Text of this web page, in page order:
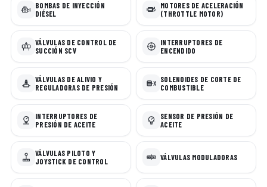
BOMBAS DE INYECCIÓN
DIÉSEL
MOTORES DE ACELERACIÓN
(THROTTLE MOTOR)
VÁLVULAS DE CONTROL DE
SUCCIÓN SCV
INTERRUPTORES DE
ENCENDIDO
VÁLVULAS DE ALIVIO Y
REGULADORAS DE PRESIÓN
SOLENOIDES DE CORTE DE
COMBUSTIBLE
INTERRUPTORES DE
PRESIÓN DE ACEITE
SENSOR DE PRESIÓN DE
ACEITE
VÁLVULAS PILOTO Y
JOYSTICK DE CONTROL
VÁLVULAS MODULADORAS